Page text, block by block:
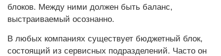
блоков. Между ними должен быть баланс,
выстраиваемый осознанно.
В любых компаниях существует бюджетный блок,
состоящий из сервисных подразделений. Часто он